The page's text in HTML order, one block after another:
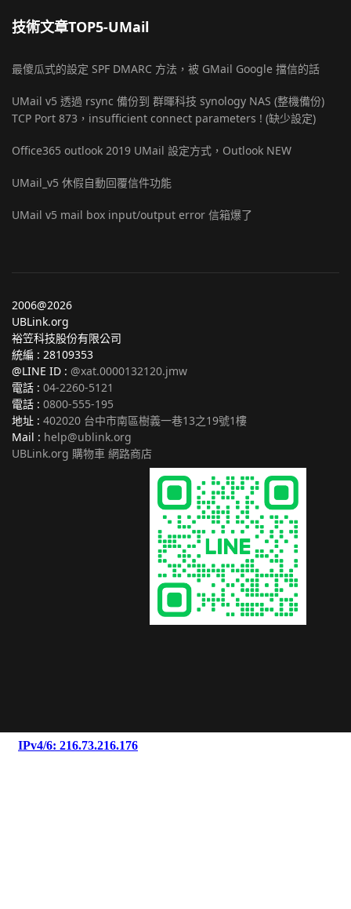
技術文章TOP5-UMail
最傻瓜式的設定 SPF DMARC 方法，被 GMail Google 擋信的話
UMail v5 透過 rsync 備份到 群暉科技 synology NAS (整機備份)
TCP Port 873，insufficient connect parameters ! (缺少設定)
Office365 outlook 2019 UMail 設定方式，Outlook NEW
UMail_v5 休假自動回覆信件功能
UMail v5 mail box input/output error 信箱爆了
2006@2026
UBLink.org
裕笠科技股份有限公司
統編 : 28109353
@LINE ID : @xat.0000132120.jmw
電話 : 04-2260-5121
電話 : 0800-555-195
地址 : 402020 台中市南區樹義一巷13之19號1樓
Mail : help@ublink.org
UBLink.org 購物車 網路商店